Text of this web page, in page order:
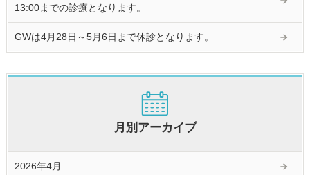
13:00までの診療となります。
GWは4月28日～5月6日まで休診となります。
月別アーカイブ
2026年4月